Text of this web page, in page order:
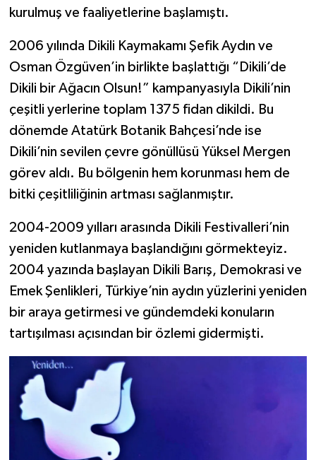
kurulmuş ve faaliyetlerine başlamıştı.
2006 yılında Dikili Kaymakamı Şefik Aydın ve
Osman Özgüven’in birlikte başlattığı “Dikili’de
Dikili bir Ağacın Olsun!” kampanyasıyla Dikili’nin
çeşitli yerlerine toplam 1375 fidan dikildi. Bu
dönemde Atatürk Botanik Bahçesi’nde ise
Dikili’nin sevilen çevre gönüllüsü Yüksel Mergen
görev aldı. Bu bölgenin hem korunması hem de
bitki çeşitliliğinin artması sağlanmıştır.
2004-2009 yılları arasında Dikili Festivalleri’nin
yeniden kutlanmaya başlandığını görmekteyiz.
2004 yazında başlayan Dikili Barış, Demokrasi ve
Emek Şenlikleri, Türkiye’nin aydın yüzlerini yeniden
bir araya getirmesi ve gündemdeki konuların
tartışılması açısından bir özlemi gidermişti.